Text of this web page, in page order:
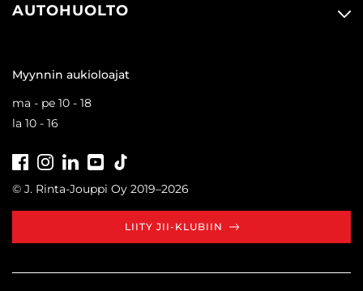
AUTOHUOLTO
Myynnin aukioloajat
ma - pe 10 - 18
la 10 - 16
FacebookInstagramLinkedInYoutube
© J. Rinta-Jouppi Oy 2019–2026
LIITY JII-KLUBIIN